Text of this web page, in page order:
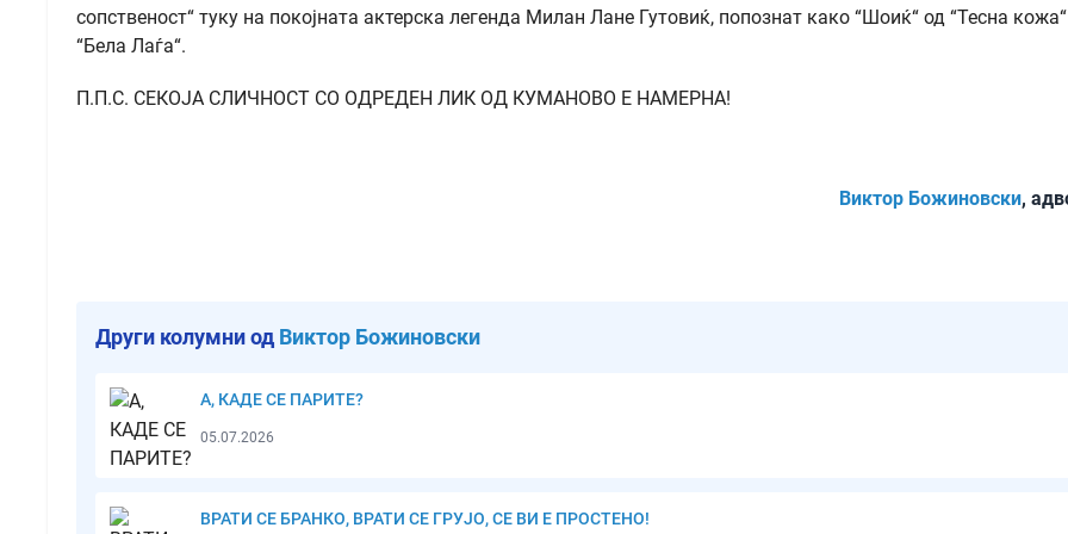
сопственост“ туку на покојната актерска легенда Милан Лане Гутовиќ, попознат како “Шоиќ“ од “Тесна
“Бела Лаѓа“.
П.П.С. СЕКОЈА СЛИЧНОСТ СО ОДРЕДЕН ЛИК ОД КУМАНОВО Е НАМЕРНА!
Виктор Божиновски,
Други колумни од Виктор Божиновски
А, КАДЕ СЕ ПАРИТЕ?
05.07.2026
ВРАТИ СЕ БРАНКО, ВРАТИ СЕ ГРУЈО, СЕ ВИ Е ПРОСТЕНО!